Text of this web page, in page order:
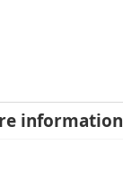
information